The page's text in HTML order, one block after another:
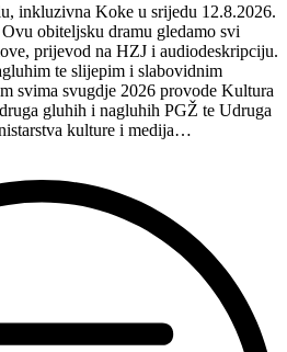
inkluzivna Koke u srijedu 12.8.2026.
obiteljsku dramu gledamo svi
prijevod na HZJ i audiodeskripciju.
te slijepim i slabovidnim
svima svugdje 2026 provode Kultura
gluhih i nagluhih PGŽ te Udruga
kulture i medija…